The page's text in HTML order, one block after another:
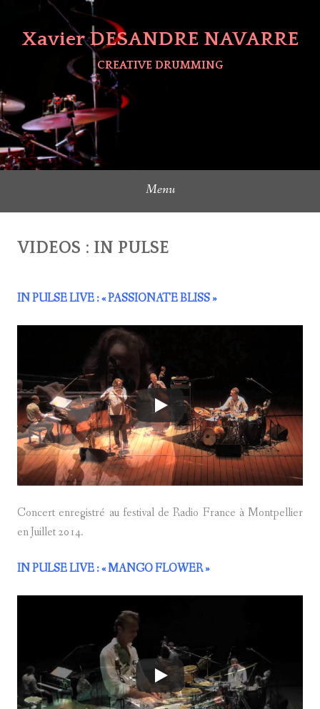
contenuXavier DESANDRE NAVARRE
CREATIVE DRUMMING
Menu
VIDEOS : IN PULSE
IN PULSE LIVE : « PASSIONATE BLISS »
Concert enregistré au festival de Radio France à Montpellier
en Juillet 2014.
IN PULSE LIVE : « MANGO FLOWER »